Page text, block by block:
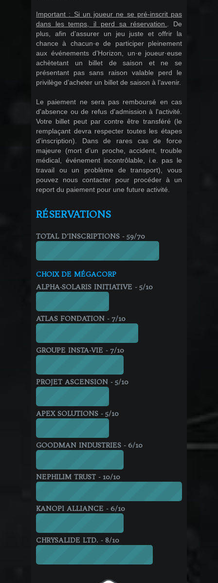
Important : Si un joueur ne se pré-inscrit pas
dans les temps, il perd sa réservation.. De
plus, afin d’assurer un jeu juste et offrir la
chance à chacun·e de participer pleinement
aux événements d’Horizon, un·e joueur·euse
achètetant un billet de saison et ne se
présentant pas sans raison valable perd le
privilège d’acheter un billet de saison à l’avenir.
Le paiement ne sera pas remboursé en cas
d'absence ou de refus d'admission à l'activité.
Votre billet peut par contre être transféré (le
remplaçant devra respecter toutes les étapes
d'inscription). Dans de rares cas de force
majeure (mort d’un proche, accident, trouble
médical, événement incontrôlable, i.e. pas le
travail ou un problème de transport), vous
pouvez nous contacter pour procéder à un
report du paiement pour une future activité.
RÉSERVATIONS
TOTAL D’INSCRIPTIONS - 59/70
CHOIX DE MÉGACORP
ALPHA-SOLARIS INITIATIVE - 5/10
ATLAS FONDATION - 7/10
GROUPE INSTA-VIE - 7/10
PROJET ASCENSION - 5/10
APEX SOLUTIONS - 5/10
GOODMAN INDUSTRIES - 6/10
NEPHILIM TRUST - 10/10
KANOPI ALLIANCE - 6/10
CHRYSALIDE LTD. - 8/10